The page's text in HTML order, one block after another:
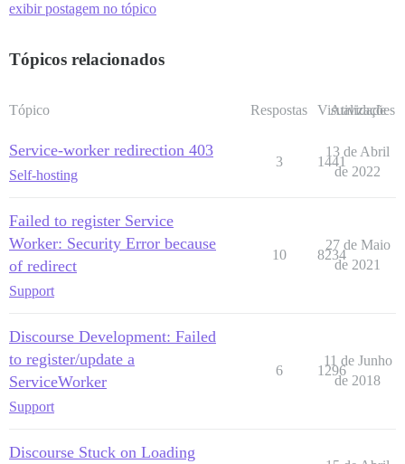
exibir postagem no tópico
Tópicos relacionados
Tópico Respostas Visualizações
Atividade
Service-worker redirection 403
Self-hosting
3 1441
13 de Abril
de 2022
Failed to register Service
Worker: Security Error because
of redirect
Support
10 8234
27 de Maio
de 2021
Discourse Development: Failed
to register/update a
ServiceWorker
Support
6 1296
11 de Junho
de 2018
Discourse Stuck on Loading